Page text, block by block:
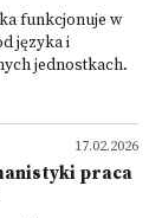
funkcjonuje w
języka i
jednostkach.
17.02.2026
praca